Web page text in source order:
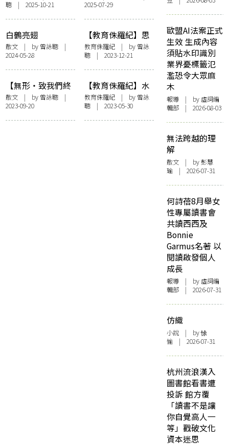
文？──淺談文學
科和中文科的迷思
聰 | 2025-10-21
詠聰推薦序——
〈文學教師的拉扯
和側寫〉
2025-07-29
白鶴亮翅
散文 | by 曾詠聰 |
2024-05-28
【教育侏羅紀】思
想實驗
教育侏羅紀| by 曾詠
聰| 2023-12-21
【無形・致我們終
將遠去的校園】 後
台與東方三博士英
靈
散文 | by 曾詠聰 |
2023-09-20
【教育侏羅紀】水
槽生物學
教育侏羅紀| by 曾詠
聰| 2023-05-30
歐盟AI法案正式
生效 生成內容
須貼水印識別
業界憂標籤氾
濫恐令大眾麻
木
報導 | by 虛詞編
輯部 | 2026-08-03
無法跨越的理
解
散文 | by 彭慧
瑜 | 2026-07-31
何詩蓓8月舉女
性專屬讀書會
共讀西西及
Bonnie
Garmus名著 以
閱讀啟發個人
成長
報導 | by 虛詞編
輯部 | 2026-07-31
仿織
小說 | by 悇
愉 | 2026-07-31
杭州流浪漢入
圖書館看書遭
投訴 館方覆
「讀書不是讓
你自覺高人一
等」戳破文化
資本迷思